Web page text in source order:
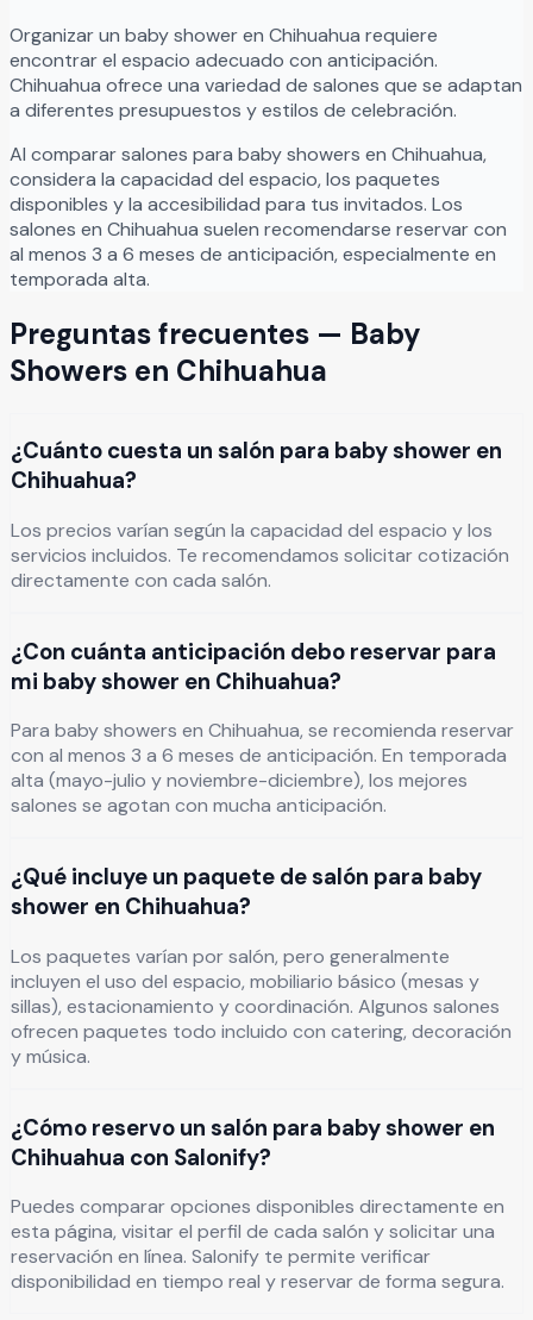
Organizarun baby showeren Chihuahua requiere
encontrar el espacio adecuado con anticipación.
Chihuahua ofrece una variedad de salones que se adaptan
a diferentes presupuestos y estilos de celebración.
Al comparar salones para baby showers en Chihuahua,
considera la capacidad del espacio, los paquetes
disponibles y la accesibilidad para tus invitados. Los
salones en Chihuahua suelen recomendarse reservar con
al menos 3 a 6 meses de anticipación, especialmente en
temporada alta.
Preguntas frecuentes — Baby
Showers en Chihuahua
¿Cuánto cuesta un salón para baby shower en
Chihuahua?
Los precios varían según la capacidad del espacio y los
servicios incluidos. Te recomendamos solicitar cotización
directamente con cada salón.
¿Con cuánta anticipación debo reservar para
mi baby shower en Chihuahua?
Para baby showers en Chihuahua, se recomienda reservar
con al menos 3 a 6 meses de anticipación. En temporada
alta (mayo-julio y noviembre-diciembre), los mejores
salones se agotan con mucha anticipación.
¿Qué incluye un paquete de salón para baby
shower en Chihuahua?
Los paquetes varían por salón, pero generalmente
incluyen el uso del espacio, mobiliario básico (mesas y
sillas), estacionamiento y coordinación. Algunos salones
ofrecen paquetes todo incluido con catering, decoración
y música.
¿Cómo reservo un salón para baby shower en
Chihuahua con Salonify?
Puedes comparar opciones disponibles directamente en
esta página, visitar el perfil de cada salón y solicitar una
reservación en línea. Salonify te permite verificar
disponibilidad en tiempo real y reservar de forma segura.